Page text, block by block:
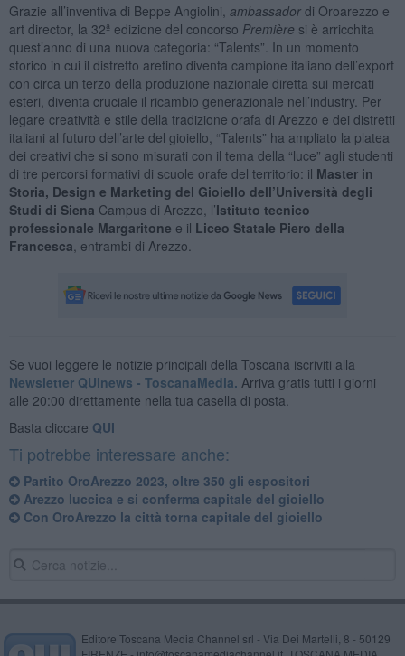
Grazie all’inventiva di Beppe Angiolini, ambassadordi Oroarezzo e
art director, la 32ª edizione del concorso Première si è arricchita
quest’anno di una nuova categoria: “Talents”. In un momento
storico in cui il distretto aretino diventa campione italiano dell’export
con circa un terzo della produzione nazionale diretta sui mercati
esteri, diventa cruciale il ricambio generazionale nell’industry. Per
legare creatività e stile della tradizione orafa di Arezzo e dei distretti
italiani al futuro dell’arte del gioiello, “Talents” ha ampliato la platea
dei creativi che si sono misurati con il tema della “luce” agli studenti
di tre percorsi formativi di scuole orafe del territorio: il Master in
Storia, Design e Marketing del Gioiello dell’Università degli
Studi di Siena Campus di Arezzo, l’Istituto tecnico
professionale Margaritone e il Liceo Statale Piero della
Francesca , entrambi di Arezzo.
Se vuoi leggere le notizie principali della Toscana iscriviti alla
Newsletter QUInews - ToscanaMedia. Arriva gratis tutti i giorni
alle 20:00 direttamente nella tua casella di posta.
Basta cliccare QUI
Ti potrebbe interessare anche:
Partito OroArezzo 2023, oltre 350 gli espositori
Arezzo luccica e si conferma capitale del gioiello
Con OroArezzo la città torna capitale del gioiello
Editore Toscana Media Channel srl - Via Dei Martelli, 8 - 50129